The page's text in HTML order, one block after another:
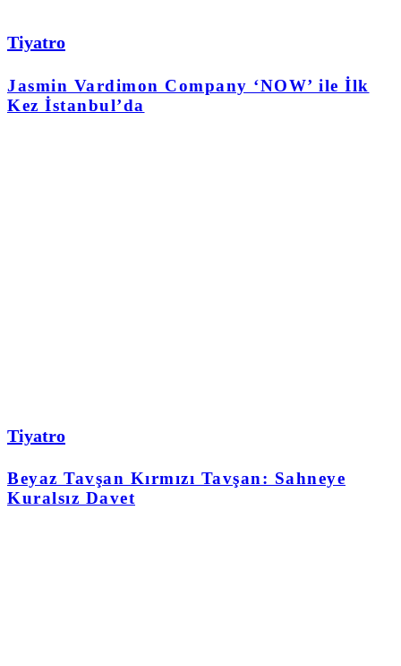
Tiyatro
Jasmin Vardimon Company ‘NOW’ ile İlk
Kez İstanbul’da
Tiyatro
Beyaz Tavşan Kırmızı Tavşan: Sahneye
Kuralsız Davet